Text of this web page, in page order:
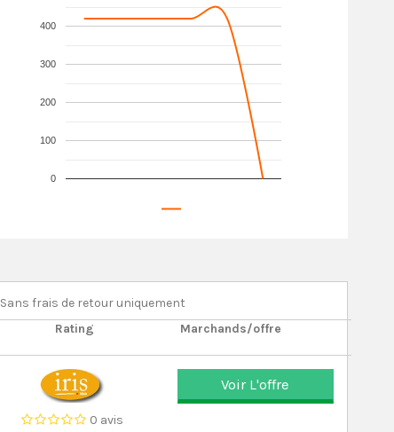
0
100
200
300
400
Sans frais de retour uniquement
Rating Marchands/offre
0 avis
Voir L'offre